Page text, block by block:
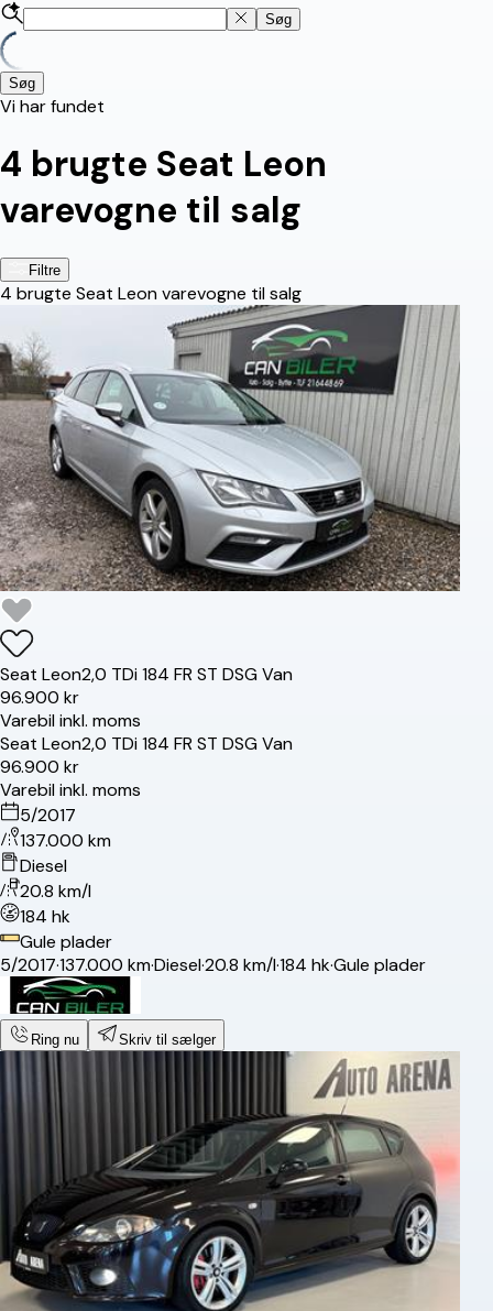
Søg
Søg
Vi har fundet
4 brugte Seat Leon
varevogne til salg
Filtre
4 brugte Seat Leon varevogne til salg
Seat Leon2,0 TDi 184 FR ST DSG Van
96.900 kr
Varebil inkl. moms
Seat Leon2,0 TDi 184 FR ST DSG Van
96.900 kr
Varebil inkl. moms
5/2017
137.000 km
Diesel
20.8 km/l
184 hk
Gule plader
5/2017·137.000 km·Diesel·20.8 km/l·184 hk·Gule plader
Ring nu Skriv til sælger